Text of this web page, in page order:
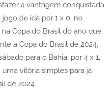
a vantagem conquistada
de ida por 1 x 0, no
Copa do Brasil do ano que
a Copa do Brasil de 2024,
para o Bahia, por 4 x 1,
vitória simples para já
de 2024.